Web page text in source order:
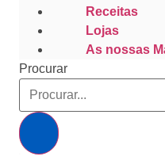
Receitas
Lojas
As nossas
Procurar